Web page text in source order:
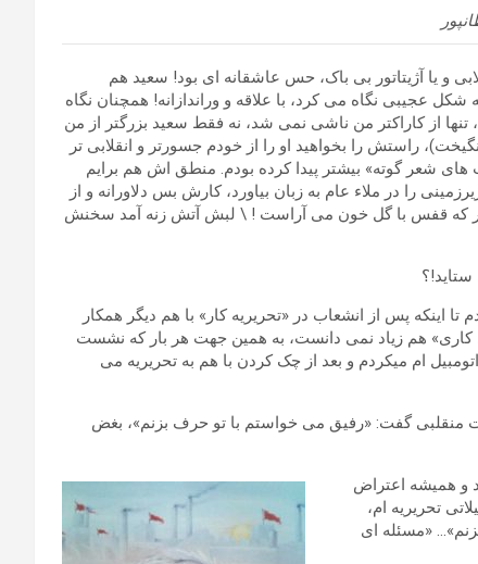
و یا آژیتاتور بی باک، حس عاشقانه ای بود! سعید هم
عجیبی نگاه می کرد، با علاقه و وراندازانه! همچنان نگاه
از کاراکتر من ناشی نمی شد، نه فقط سعید بزرگتر از من
راستش را بخواهید او را از خودم جسورتر و انقلابی تر
شعر گوته» بیشتر پیدا کرده بودم. منطق اش هم برایم
را در ملاء عام به زبان بیاورد، کارش بس دلاورانه و از
که قفس با گل خون می آراست ! \ لبش آتش زنه آمد سخنش
اینکه پس از انشعاب در «تحریریه کار» با هم دیگر همکار
هم زیاد نمی دانست، به همین جهت هر بار که نشست
ام میکردم و بعد از چک کردن با هم به تحریریه می
منقلبی گفت: «رفیق می خواستم با تو حرف بزنم»، بغض
و همیشه اعتراض
تحریریه ام،
تو حرف بزنم»… «مسئله ای